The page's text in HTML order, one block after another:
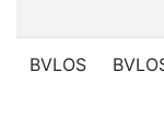
BVLOS